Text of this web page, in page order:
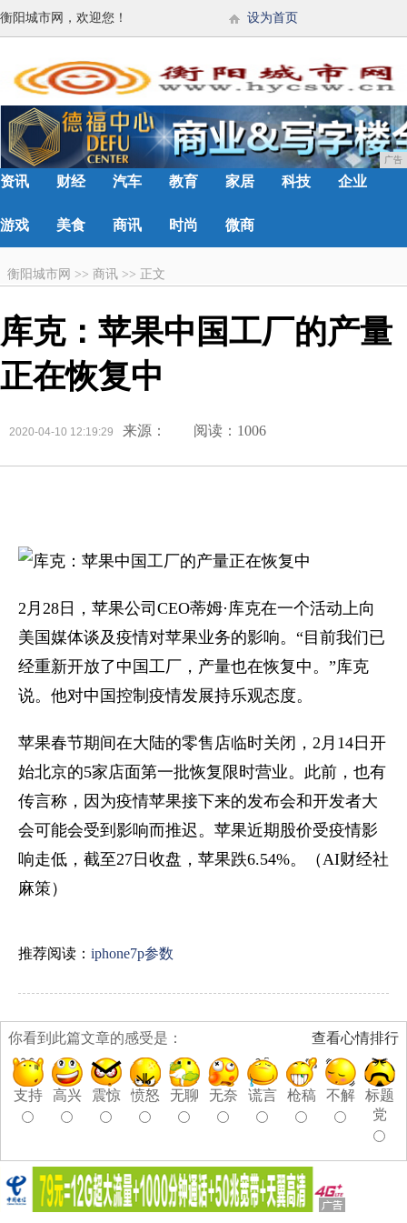
衡阳城市网，欢迎您！ 设为首页
广告
资讯 财经 汽车 教育 家居 科技 企业
游戏 美食 商讯 时尚 微商
衡阳城市网 >> 商讯 >> 正文
库克：苹果中国工厂的产量
正在恢复中
2020-04-10 12:19:29 来源： 阅读：1006
2月28日，苹果公司CEO蒂姆·库克在一个活动上向
美国媒体谈及疫情对苹果业务的影响。“目前我们已
经重新开放了中国工厂，产量也在恢复中。”库克
说。他对中国控制疫情发展持乐观态度。
苹果春节期间在大陆的零售店临时关闭，2月14日开
始北京的5家店面第一批恢复限时营业。此前，也有
传言称，因为疫情苹果接下来的发布会和开发者大
会可能会受到影响而推迟。苹果近期股价受疫情影
响走低，截至27日收盘，苹果跌6.54%。（AI财经社
麻策）
推荐阅读： iphone7p参数
查看心情排行
你看到此篇文章的感受是：
支持 高兴 震惊 愤怒 无聊 无奈 谎言 枪稿 不解
标题
党